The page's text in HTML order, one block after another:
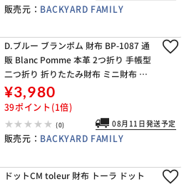
販売元： BACKYARD FAMILY
D.ブルー ブランポム 財布 BP-1087 通
販 Blanc Pomme 本革 2つ折り 手帳型
二つ折り 折りたたみ財布 ミニ財布 コ
ンパクト レディース 革 レザー 小銭入
れ コインケース カー
¥3,980
39ポイント(1倍)
(0) 08月11日発送予定
販売元： BACKYARD FAMILY
ドットCM toleur 財布 トーラ ドット